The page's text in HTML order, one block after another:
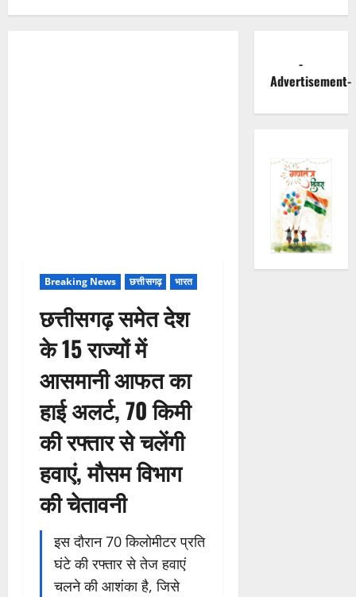
Breaking News छत्तीसगढ़ भारत
छत्तीसगढ़ समेत देश
के 15 राज्यों में
आसमानी आफत का
हाई अलर्ट, 70 किमी
की रफ्तार से चलेंगी
हवाएं, मौसम विभाग
की चेतावनी
इस दौरान 70 किलोमीटर प्रति
घंटे की रफ्तार से तेज हवाएं
चलने की आशंका है, जिसे
-
Advertisement-